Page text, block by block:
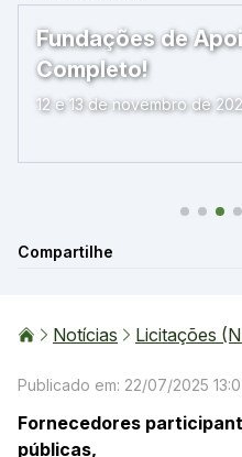
Fundações de
Completo!
12 e 13 de novembro de
Compartilhe
Notícias Licitações
Publicado em: 22/07/2025
Fornecedores
públicas,